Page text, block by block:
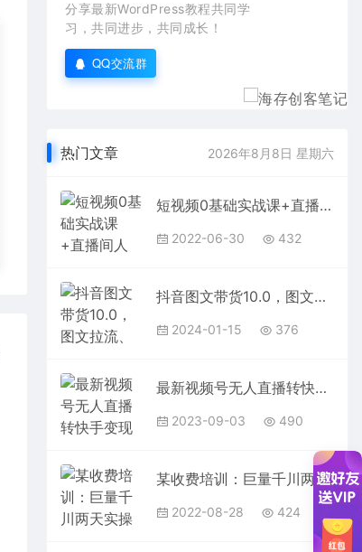
分享最新WordPress教程共同学
习，共同进步，共同成长！
QQ交流群
热门文章 2026年8月8日 星期六
短视频0基础实战课+直播间人气必修课，0基础小白也能学会
2022-06-30 432
抖音图文带货10.0，图文拉流、图文剪辑，选品、接流等，一部手机就能做
2024-01-15 376
最新视频号无人直播转快手变现美女玩法日入500+【教程+素材】
2023-09-03 490
某收费培训：巨量千川两天实操课：教您玩玩转付费投流
2022-08-28 424